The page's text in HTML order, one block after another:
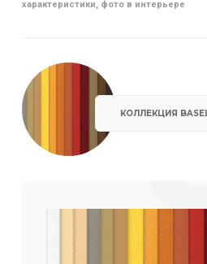
характеристики, фото в интерьере
КОЛЛЕКЦИЯ